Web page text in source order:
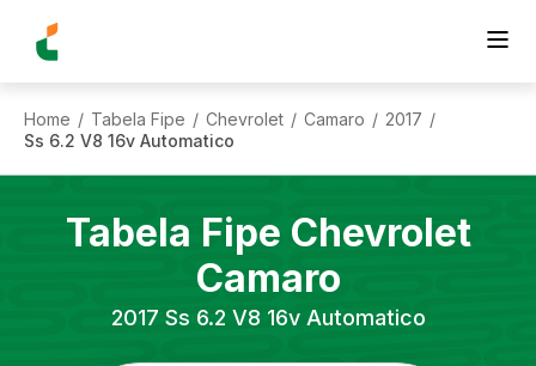
Home / Tabela Fipe / Chevrolet / Camaro / 2017 /
Ss 6.2 V8 16v Automatico
Tabela Fipe Chevrolet
Camaro
2017 Ss 6.2 V8 16v Automatico